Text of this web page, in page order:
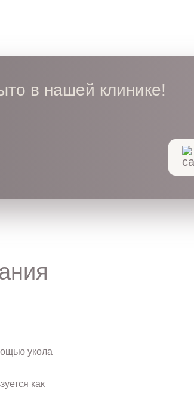
в нашей клинике!
укола
как